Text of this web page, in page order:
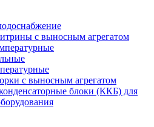
с выносным агрегатом
с выносным агрегатом
блоки (ККБ) для